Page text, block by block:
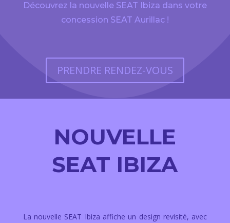
Découvrez la nouvelle SEAT Ibiza dans votre
concession SEAT Aurillac !
PRENDRE RENDEZ-VOUS
NOUVELLE
SEAT IBIZA
La nouvelle SEAT Ibiza affiche un design revisité, avec